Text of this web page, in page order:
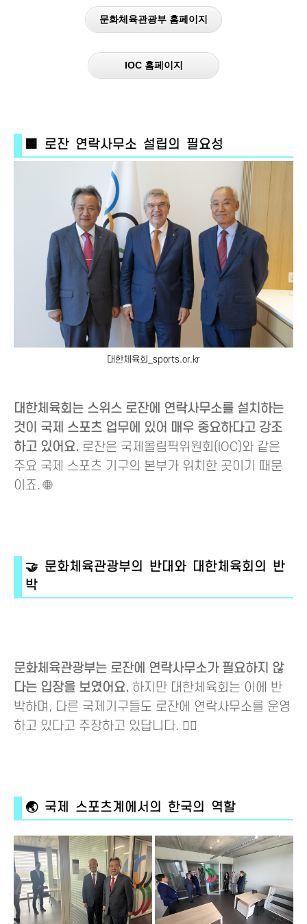
문화체육관광부 홈페이지
IOC 홈페이지
🏢 로잔 연락사무소 설립의 필요성
대한체육회_sports.or.kr
대한체육회는 스위스 로잔에 연락사무소를 설치하는
것이 국제 스포츠 업무에 있어 매우 중요하다고 강조
하고 있어요. 로잔은 국제올림픽위원회(IOC)와 같은
주요 국제 스포츠 기구의 본부가 위치한 곳이기 때문
이죠. 🌐
🤝 문화체육관광부의 반대와 대한체육회의 반
박
문화체육관광부는 로잔에 연락사무소가 필요하지 않
다는 입장을 보였어요. 하지만 대한체육회는 이에 반
박하며, 다른 국제기구들도 로잔에 연락사무소를 운영
하고 있다고 주장하고 있답니다. 🏋️‍♂️
🌏 국제 스포츠계에서의 한국의 역할